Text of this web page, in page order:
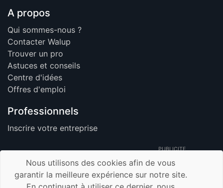
A propos
Qui sommes-nous ?
Contacter Walup
Trouver un pro
Astuces et conseils
Centre d'idées
Offres d'emploi
Professionnels
Inscrire votre entreprise
PUBLICITE
Nous utilisons des cookies afin de vous
garantir la meilleure expérience sur notre site.